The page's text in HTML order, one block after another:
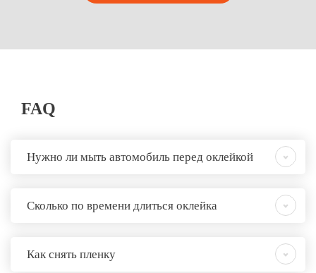
FAQ
Нужно ли мыть автомобиль перед оклейкой
Сколько по времени длиться оклейка
Как снять пленку